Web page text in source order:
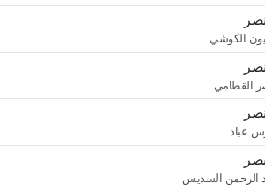
الكوشي
القطامي
عباد
الرحمن السديس